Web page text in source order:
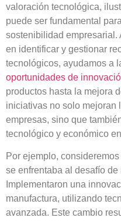
valoración tecnológica,
puede ser fundamental
sostenibilidad empresarial .
en identificar y gestionar
tecnológicos, ayudamos a
oportunidades de
productos hasta la mejora
iniciativas no solo mejoran
empresas, sino que
tecnológico y económico
Por ejemplo, consideremos
se enfrentaba al desafío de
Implementaron una
manufactura, utilizando
avanzada. Este cambio